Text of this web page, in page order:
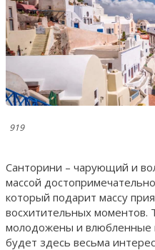
919
Санторини – чарующий и
массой
который подарит массу
восхитительных
молодожены и влюбленные
будет здесь весьма